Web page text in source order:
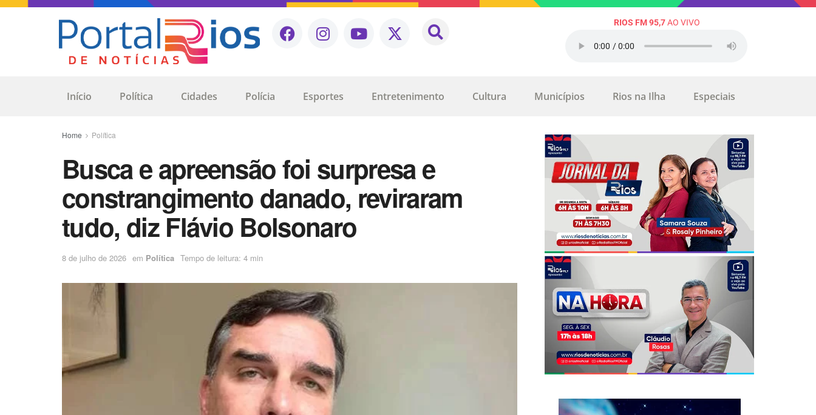
RIOS FM 95,7AO VIVO
Início Política Cidades Polícia Esportes Entretenimento Cultura Municípios Rios na Ilha Especiais
Home Política
Busca e apreensão foi surpresa e
constrangimento danado, reviraram
tudo, diz Flávio Bolsonaro
8 de julho de 2026 em Política Tempo de leitura: 4 min